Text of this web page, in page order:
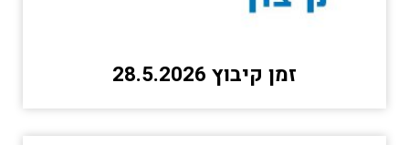
זמן קיבוץ 28.5.2026